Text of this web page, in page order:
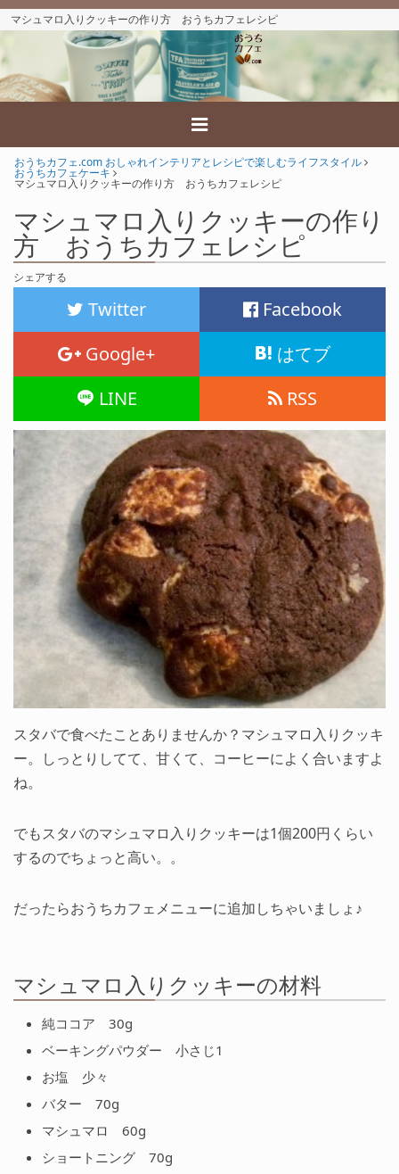
マシュマロ入りクッキーの作り方 おうちカフェレシピ
おうちカフェ.com おしゃれインテリアとレシピで楽しむライフスタイル
おうちカフェケーキ
マシュマロ入りクッキーの作り方 おうちカフェレシピ
マシュマロ入りクッキーの作り
方 おうちカフェレシピ
シェアする
Twitter
Facebook
Google+
はてブ
LINE
RSS
スタバで食べたことありませんか？マシュマロ入りクッキ
ー。しっとりしてて、甘くて、コーヒーによく合いますよ
ね。
でもスタバのマシュマロ入りクッキーは1個200円くらい
するのでちょっと高い。。
だったらおうちカフェメニューに追加しちゃいましょ♪
マシュマロ入りクッキーの材料
純ココア 30g
ベーキングパウダー 小さじ1
お塩 少々
バター 70g
マシュマロ 60g
ショートニング 70g